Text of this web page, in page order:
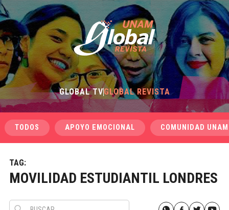
GLOBAL TVGLOBAL REVISTA
TODOS APOYO EMOCIONAL COMUNIDAD UNAM
TAG:
MOVILIDAD ESTUDIANTIL LONDRES